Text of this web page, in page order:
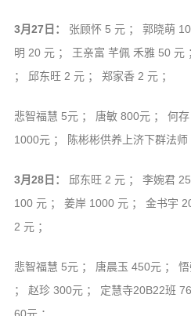
3月27日：
张顾怀 5 元 ； 郭晓萌
明 20 元 ； 王亲富 芊佩 禾雅 50 元
； 邱东旺 2 元 ； 郑家香 2 元 ；
悲智福慧 5元 ； 唐敏 800元 ； 何
1000元 ； 陈彬彬供养上济下群法师
3月28日：
邱东旺 2 元 ； 李婉君
100 元 ； 姜岸 1000 元 ； 金书宇
2 元 ；
悲智福慧 5元 ； 唐晨玉 450元 ；
； 赵珍 300元 ； 定慧寺20B22班